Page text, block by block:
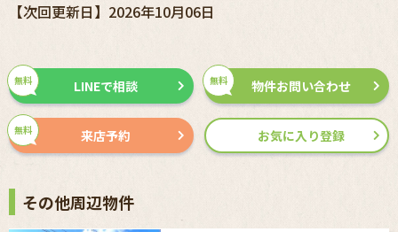
【次回更新日】2026年10月06日
無料 物件お問い合わせ
無料 LINEで相談
無料 来店予約 お気に入り登録
その他周辺物件